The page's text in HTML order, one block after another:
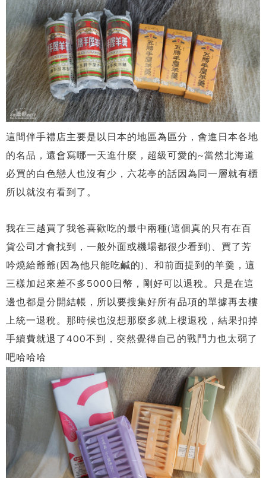
這間伴手禮店主要是以日本的地區為區分，會進日本各地
的名品，還會寫哪一天進什麼，超級可愛的~當然北海道
必買的白色戀人也沒有少，六花亭的話因為同一層就有櫃
所以就沒有看到了。
我在三越買了我爸喜歡吃的最中兩種(這個真的只有在百
貨公司才會找到，一般外面或機場都很少看到)、買了芳
吟燒給爺爺(因為他只能吃鹹的)、和前面提到的羊羹，這
三樣加起來差不多5000日幣，剛好可以退稅。只是在這
邊也都是分開結帳，所以要搜集好所有品項的單據再去樓
上統一退稅。那時候也沒想那麼多就上樓退稅，結果扣掉
手續費就退了400不到，突然覺得自己的戰鬥力也太弱了
吧哈哈哈